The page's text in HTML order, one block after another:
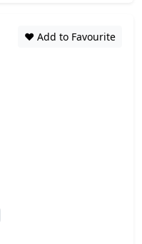
❤️ Add to Favourite